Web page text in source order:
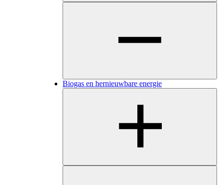
Biogas en hernieuwbare energie